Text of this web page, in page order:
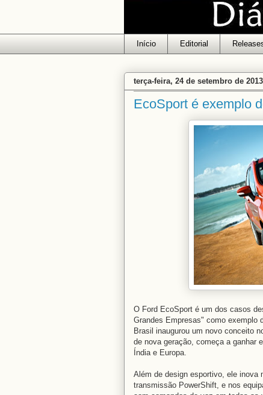
Início Editorial
terça-feira, 24 de setembro de 2013
EcoSport é exemplo
O Ford EcoSport é um dos casos
Grandes Empresas" como exemplo
Brasil inaugurou um novo conceito
de nova geração, começa a ganhar
Índia e Europa.
Além de design esportivo, ele inova
transmissão PowerShift, e nos